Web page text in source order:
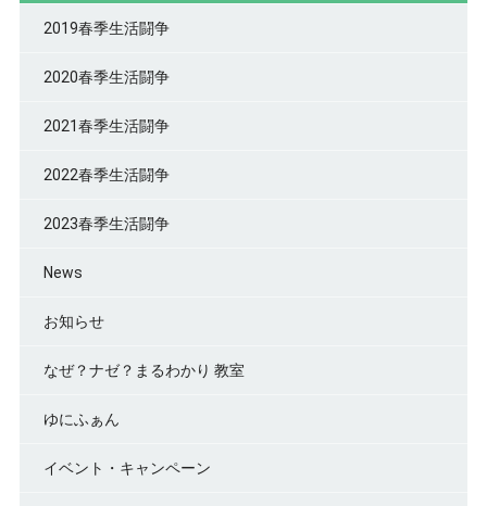
2019春季生活闘争
2020春季生活闘争
2021春季生活闘争
2022春季生活闘争
2023春季生活闘争
News
お知らせ
なぜ？ナゼ？まるわかり 教室
ゆにふぁん
イベント・キャンペーン